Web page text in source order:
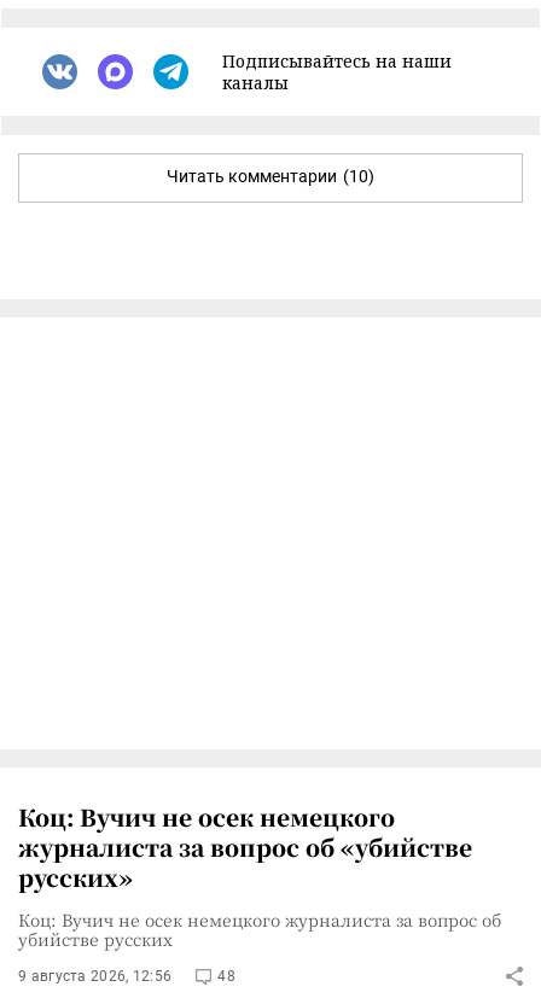
Подписывайтесь на наши
каналы
Читать комментарии (10)
Коц: Вучич не осек немецкого
журналиста за вопрос об «убийстве
русских»
Коц: Вучич не осек немецкого журналиста за вопрос об
убийстве русских
9 августа 2026, 12:56 48